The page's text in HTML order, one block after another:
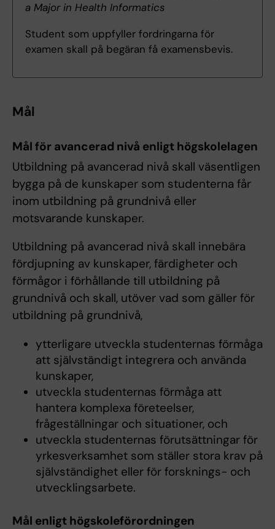
a Major in Health Informatics
Student som uppfyller fordringarna för
examen skall på begäran få examensbevis.
Mål
Mål för avancerad nivå enligt högskolelagen
Utbildning på avancerad nivå skall väsentligen
bygga på de kunskaper som studenterna får
inom utbildning på grundnivå eller
motsvarande kunskaper.
Utbildning på avancerad nivå skall innebära
fördjupning av kunskaper, färdigheter och
förmågor i förhållande till utbildning på
grundnivå och skall, utöver vad som gäller för
utbildning på grundnivå,
ytterligare utveckla studenternas förmåga
att självständigt integrera och använda
kunskaper,
utveckla studenternas förmåga att
hantera komplexa företeelser,
frågeställningar och situationer, och
utveckla studenternas förutsättningar för
yrkesverksamhet som ställer stora krav på
självständighet eller för forsknings- och
utvecklingsarbete.
Mål enligt högskoleförordningen